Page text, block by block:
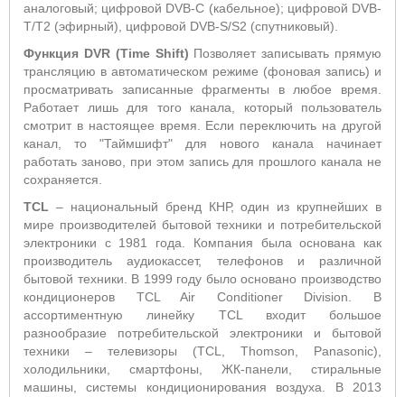
аналоговый; цифровой DVB-C (кабельное); цифровой DVB-
T/T2 (эфирный), цифровой DVB-S/S2 (спутниковый).
Функция DVR(Time Shift) Позволяет записывать прямую
трансляцию в автоматическом режиме (фоновая запись) и
просматривать записанные фрагменты в любое время.
Работает лишь для того канала, который пользователь
смотрит в настоящее время. Если переключить на другой
канал, то "Таймшифт" для нового канала начинает
работать заново, при этом запись для прошлого канала не
сохраняется.
TCL – национальный бренд КНР, один из крупнейших в
мире производителей бытовой техники и потребительской
электроники с 1981 года. Компания была основана как
производитель аудиокассет, телефонов и различной
бытовой техники. В 1999 году было основано производство
кондиционеров TCL Air Conditioner Division. В
ассортиментную линейку TCL входит большое
разнообразие потребительской электроники и бытовой
техники – телевизоры (TCL, Thomson, Panasonic),
холодильники, смартфоны, ЖК-панели, стиральные
машины, системы кондиционирования воздуха. В 2013